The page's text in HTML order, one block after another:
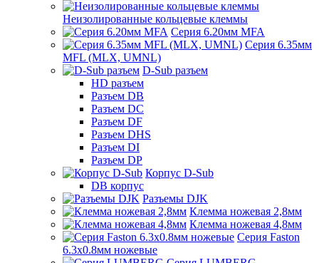
Неизолированные кольцевые клеммы
Серия 6.20мм MFA
Серия 6.35мм
MFL (MLX, UMNL)
D-Sub разъем
HD разъем
Разъем DB
Разъем DC
Разъем DF
Разъем DHS
Разъем DI
Разъем DP
Корпус D-Sub
DB корпус
Разъемы DJK
Клемма ножевая 2,8мм
Клемма ножевая 4,8мм
Серия Faston
6.3х0.8мм ножевые